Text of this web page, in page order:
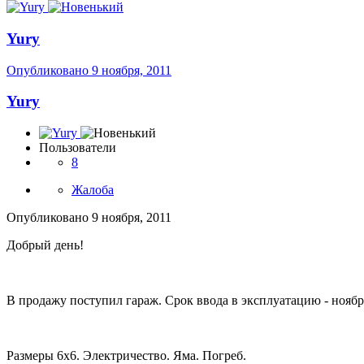
Yury
Опубликовано 9 ноября, 2011
Yury
Пользователи
8
Жалоба
Опубликовано 9 ноября, 2011
Добрый день!
В продажу поступил гараж. Срок ввода в эксплуатацию -
Размеры 6х6. Электричество. Яма. Погреб.